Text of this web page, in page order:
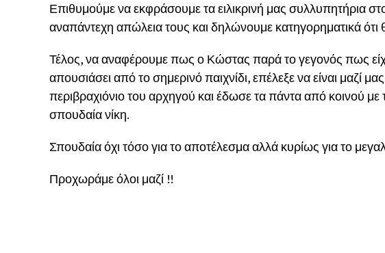
Επιθυμούμε να εκφράσουμε τα ειλικρινή μας συλλυπητήρια
αναπάντεχη απώλεια τους και δηλώνουμε κατηγορηματικά ότι
Τέλος, να αναφέρουμε πως ο Κώστας παρά το γεγονός πως
απουσιάσει από το σημερινό παιχνίδι, επέλεξε να είναι μαζί
περιβραχιόνιο του αρχηγού και έδωσε τα πάντα από κοινού με
σπουδαία νίκη.
Σπουδαία όχι τόσο για το αποτέλεσμα αλλά κυρίως για το
Προχωράμε όλοι μαζί !!